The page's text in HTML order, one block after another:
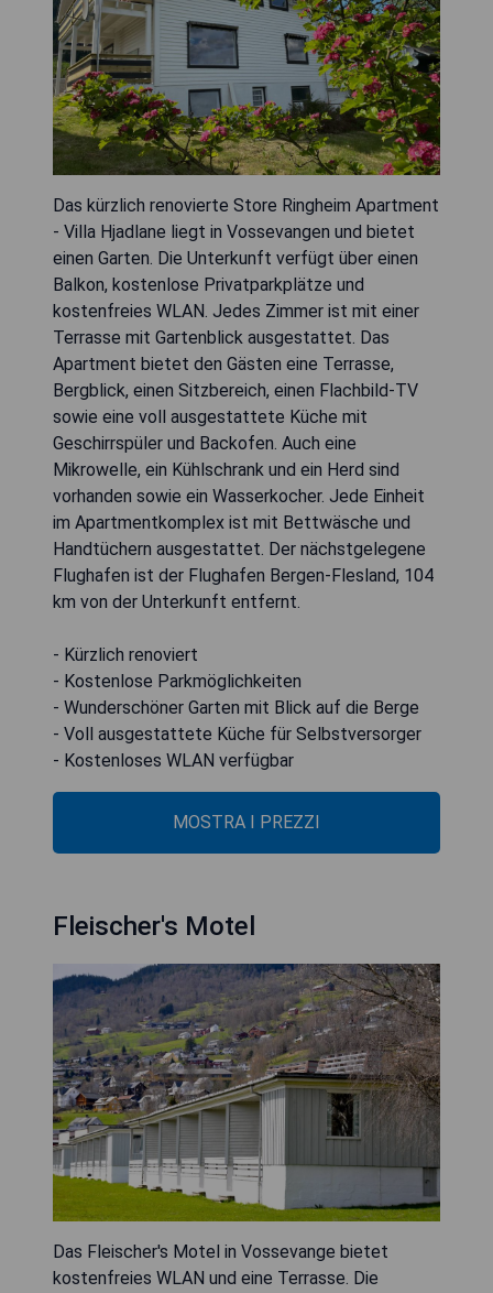
Das kürzlich renovierte Store Ringheim Apartment
- Villa Hjadlane liegt in Vossevangen und bietet
einen Garten. Die Unterkunft verfügt über einen
Balkon, kostenlose Privatparkplätze und
kostenfreies WLAN. Jedes Zimmer ist mit einer
Terrasse mit Gartenblick ausgestattet. Das
Apartment bietet den Gästen eine Terrasse,
Bergblick, einen Sitzbereich, einen Flachbild-TV
sowie eine voll ausgestattete Küche mit
Geschirrspüler und Backofen. Auch eine
Mikrowelle, ein Kühlschrank und ein Herd sind
vorhanden sowie ein Wasserkocher. Jede Einheit
im Apartmentkomplex ist mit Bettwäsche und
Handtüchern ausgestattet. Der nächstgelegene
Flughafen ist der Flughafen Bergen-Flesland, 104
km von der Unterkunft entfernt.
- Kürzlich renoviert
- Kostenlose Parkmöglichkeiten
- Wunderschöner Garten mit Blick auf die Berge
- Voll ausgestattete Küche für Selbstversorger
- Kostenloses WLAN verfügbar
MOSTRA I PREZZI
Fleischer's Motel
Das Fleischer's Motel in Vossevange bietet
kostenfreies WLAN und eine Terrasse. Die